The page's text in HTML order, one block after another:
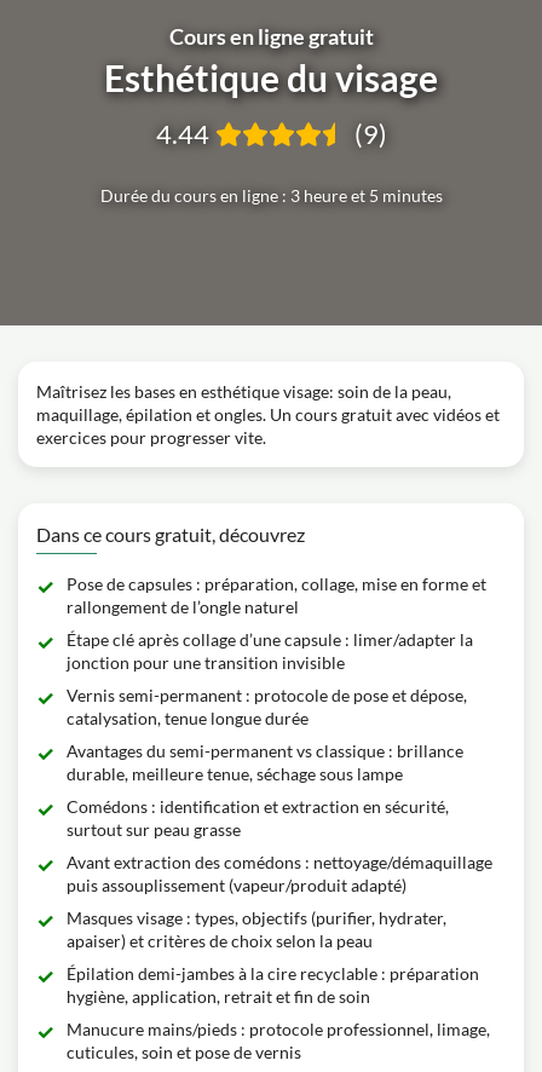
Cours en ligne gratuit
Esthétique du visage
Durée du cours en ligne : 3 heure et 5 minutes
4.44 (9)
Maîtrisez les bases en esthétique visage: soin de la peau,
maquillage, épilation et ongles. Un cours gratuit avec vidéos et
exercices pour progresser vite.
Dans ce cours gratuit, découvrez
Pose de capsules : préparation, collage, mise en forme et
rallongement de l’ongle naturel
Étape clé après collage d’une capsule : limer/adapter la
jonction pour une transition invisible
Vernis semi-permanent : protocole de pose et dépose,
catalysation, tenue longue durée
Avantages du semi-permanent vs classique : brillance
durable, meilleure tenue, séchage sous lampe
Comédons : identification et extraction en sécurité,
surtout sur peau grasse
Avant extraction des comédons : nettoyage/démaquillage
puis assouplissement (vapeur/produit adapté)
Masques visage : types, objectifs (purifier, hydrater,
apaiser) et critères de choix selon la peau
Épilation demi-jambes à la cire recyclable : préparation
hygiène, application, retrait et fin de soin
Manucure mains/pieds : protocole professionnel, limage,
cuticules, soin et pose de vernis